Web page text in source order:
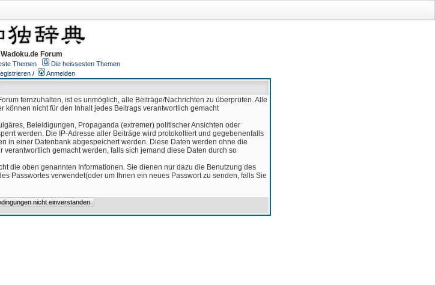
Wadoku.de Forum
Themen
Die heissesten Themen
/ Anmelden
fernzuhalten, ist es unmöglich, alle Beiträge/Nachrichten zu überprüfen. Alle
können nicht für den Inhalt jedes Beitrags verantwortlich gemacht
Beleidigungen, Propaganda (extremer) politischer Ansichten oder
werden. Die IP-Adresse aller Beiträge wird protokolliert und gegebenenfalls
in einer Datenbank abgespeichert werden. Diese Daten werden ohne die
gemacht werden, falls sich jemand diese Daten durch so
die oben genannten Informationen. Sie dienen nur dazu die Benutzung des
Passwortes verwendet(oder um Ihnen ein neues Passwort zu senden, falls Sie